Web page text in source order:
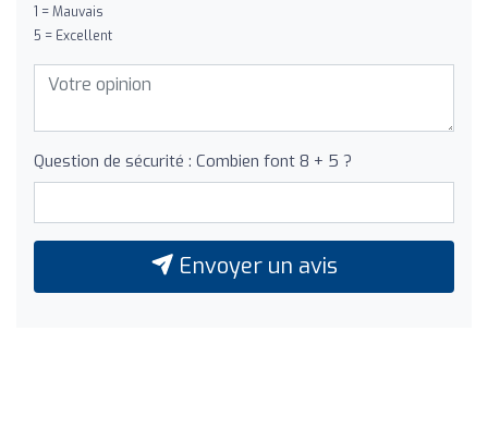
1 = Mauvais
5 = Excellent
Question de sécurité : Combien font 8 + 5 ?
Envoyer un avis